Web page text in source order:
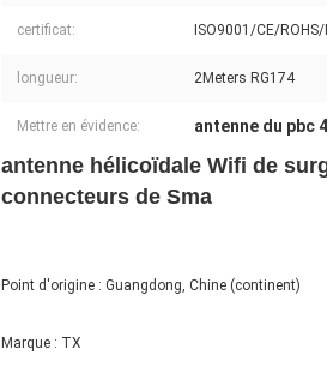
certificat: ISO9001/CE/ROHS/
longueur: 2Meters RG174
Mettre en évidence: antenne du pbc
antenne hélicoïdale Wifi de
connecteurs de Sma
Point d'origine : Guangdong, Chine (continent)
Marque : TX